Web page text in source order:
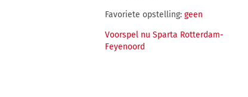
Favoriete opstelling: geen
Voorspel nu Sparta Rotterdam-
Feyenoord